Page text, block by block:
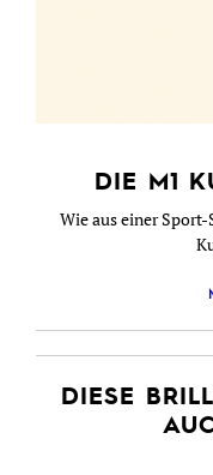
DIE M1
Wie aus einer
DIESE